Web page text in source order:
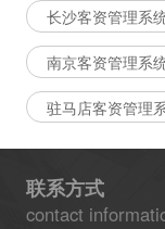
长沙客资管理系
南京客资管理系
驻马店客资管理
联系方式
contact